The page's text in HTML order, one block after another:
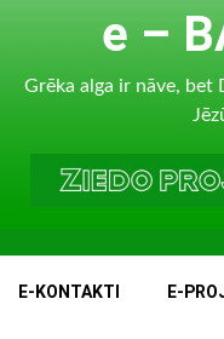
e –
Grēka alga ir nāve, bet
E-KONTAKTI E-